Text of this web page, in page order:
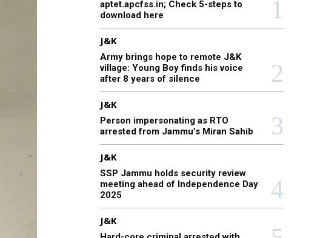
aptet.apcfss.in; Check 5-steps to
download here
J&K
Army brings hope to remote J&K
village: Young Boy finds his voice
after 8 years of silence
J&K
Person impersonating as RTO
arrested from Jammu’s Miran Sahib
J&K
SSP Jammu holds security review
meeting ahead of Independence Day
2025
J&K